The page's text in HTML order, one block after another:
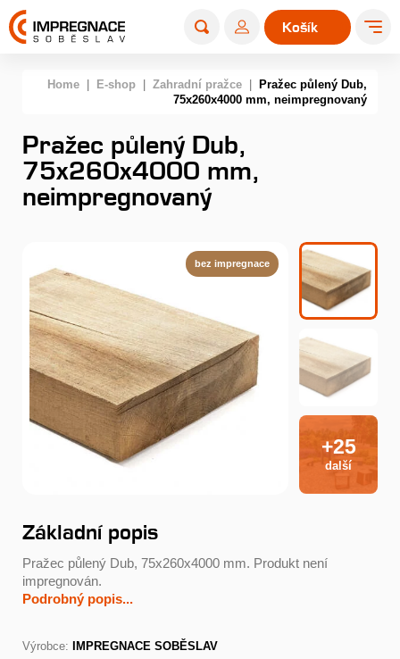
0
Košík
Home E-shop Zahradní pražce
Pražec půlený Dub,
75x260x4000 mm, neimpregnovaný
Pražec půlený Dub,
75x260x4000 mm,
neimpregnovaný
bez impregnace
+25
další
Základní popis
Pražec půlený Dub, 75x260x4000 mm. Produkt není
impregnován.
Podrobný popis...
Výrobce:
IMPREGNACE SOBĚSLAV